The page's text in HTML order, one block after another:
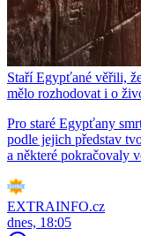
Staří Egypťané věřili,
mělo rozhodovat i o
Pro staré Egypťany
podle jejich představ
a některé pokračovaly
EXTRAINFO.cz
dnes, 18:05